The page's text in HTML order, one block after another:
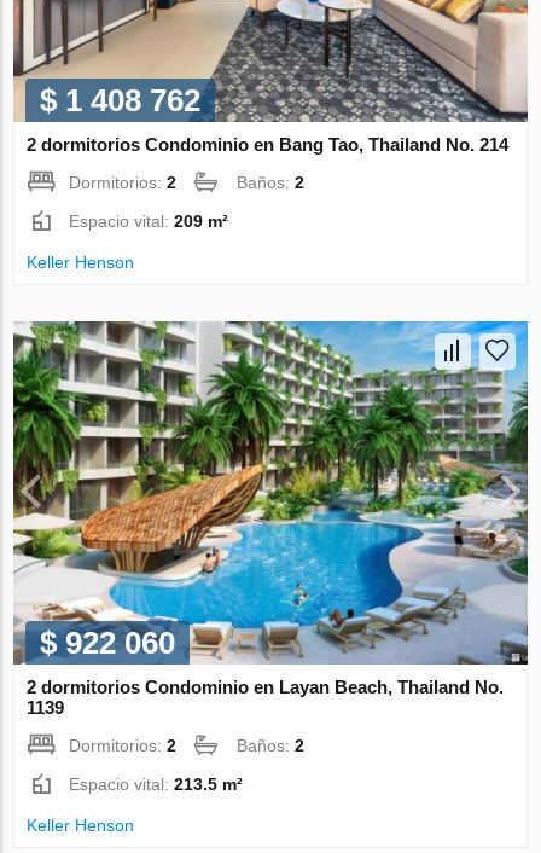
$ 1 408 762
2 dormitorios Condominio en Bang Tao, Thailand No. 214
Dormitorios:2 Baños:2
Espacio vital:209 m²
Keller Henson
$ 922 060
2 dormitorios Condominio en Layan Beach, Thailand No.
1139
Dormitorios:2 Baños:2
Espacio vital:213.5 m²
Keller Henson